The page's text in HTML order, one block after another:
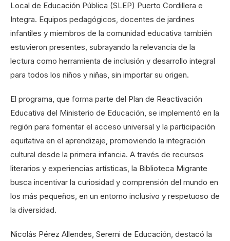
Local de Educación Pública (SLEP) Puerto Cordillera e
Integra. Equipos pedagógicos, docentes de jardines
infantiles y miembros de la comunidad educativa también
estuvieron presentes, subrayando la relevancia de la
lectura como herramienta de inclusión y desarrollo integral
para todos los niños y niñas, sin importar su origen.
El programa, que forma parte del Plan de Reactivación
Educativa del Ministerio de Educación, se implementó en la
región para fomentar el acceso universal y la participación
equitativa en el aprendizaje, promoviendo la integración
cultural desde la primera infancia. A través de recursos
literarios y experiencias artísticas, la Biblioteca Migrante
busca incentivar la curiosidad y comprensión del mundo en
los más pequeños, en un entorno inclusivo y respetuoso de
la diversidad.
Nicolás Pérez Allendes, Seremi de Educación, destacó la